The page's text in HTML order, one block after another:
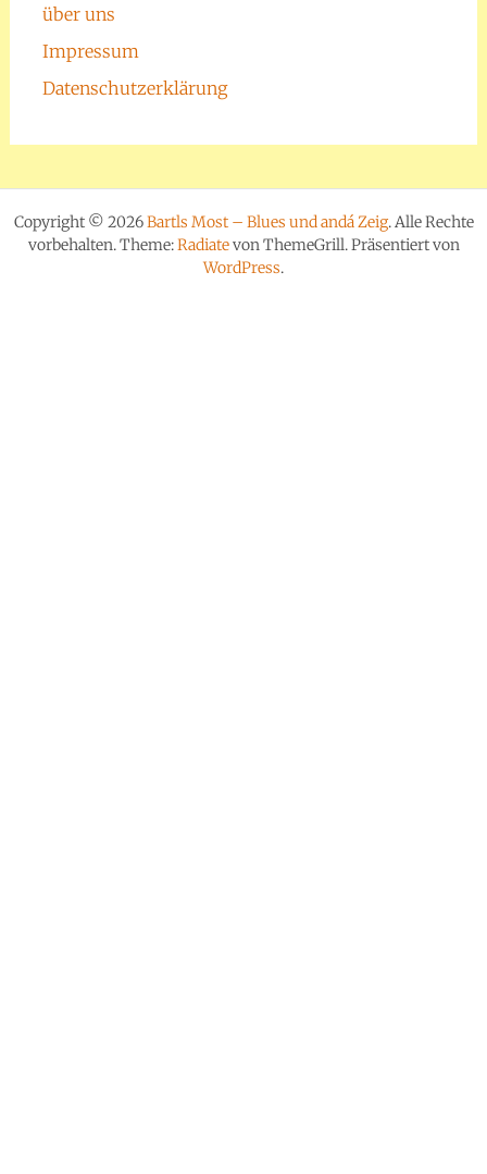
über uns
Impressum
Datenschutzerklärung
Copyright © 2026Bartls Most – Blues und andá Zeig. Alle Rechte
vorbehalten. Theme:Radiatevon ThemeGrill. Präsentiert von
WordPress.